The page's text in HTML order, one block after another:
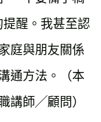
醒。我甚至認
庭與朋友關係
通方法。（本
講師╱顧問）